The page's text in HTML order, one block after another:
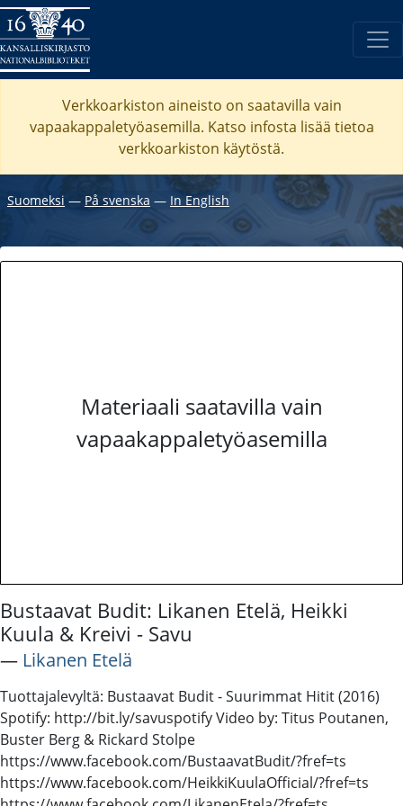
Verkkoarkiston aineisto on saatavilla vain
vapaakappaletyöasemilla. Katso infosta lisää tietoa
verkkoarkiston käytöstä.
Suomeksi ― På svenska ― In English
Materiaali saatavilla vain
vapaakappaletyöasemilla
Bustaavat Budit: Likanen Etelä, Heikki
Kuula & Kreivi - Savu
― Likanen Etelä
Tuottajalevyltä: Bustaavat Budit - Suurimmat Hitit (2016)
Spotify: http://bit.ly/savuspotify Video by: Titus Poutanen,
Buster Berg & Rickard Stolpe
https://www.facebook.com/BustaavatBudit/?fref=ts
https://www.facebook.com/HeikkiKuulaOfficial/?fref=ts